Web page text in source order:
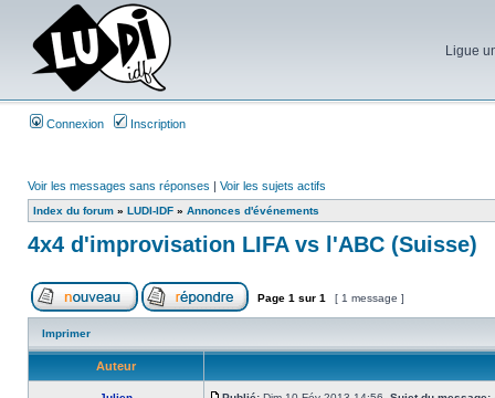
Ligue
Connexion Inscription
Voir les messages sans réponses | Voir les sujets actifs
Index du forum » LUDI-IDF » Annonces d'événements
4x4 d'improvisation LIFA vs l'ABC (Suisse)
Page 1 sur 1 [ 1 message ]
Imprimer
Auteur